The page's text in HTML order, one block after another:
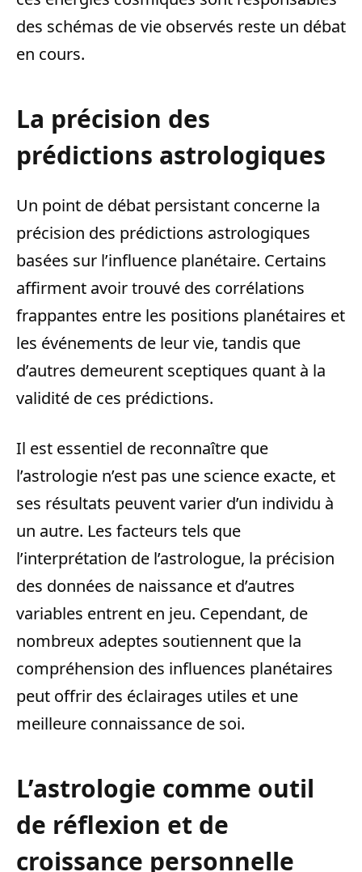
des schémas de vie observés reste un débat
en cours.
La précision des
prédictions astrologiques
Un point de débat persistant concerne la
précision des prédictions astrologiques
basées sur l’influence planétaire. Certains
affirment avoir trouvé des corrélations
frappantes entre les positions planétaires et
les événements de leur vie, tandis que
d’autres demeurent sceptiques quant à la
validité de ces prédictions.
Il est essentiel de reconnaître que
l’astrologie n’est pas une science exacte, et
ses résultats peuvent varier d’un individu à
un autre. Les facteurs tels que
l’interprétation de l’astrologue, la précision
des données de naissance et d’autres
variables entrent en jeu. Cependant, de
nombreux adeptes soutiennent que la
compréhension des influences planétaires
peut offrir des éclairages utiles et une
meilleure connaissance de soi.
L’astrologie comme outil
de réflexion et de
croissance personnelle